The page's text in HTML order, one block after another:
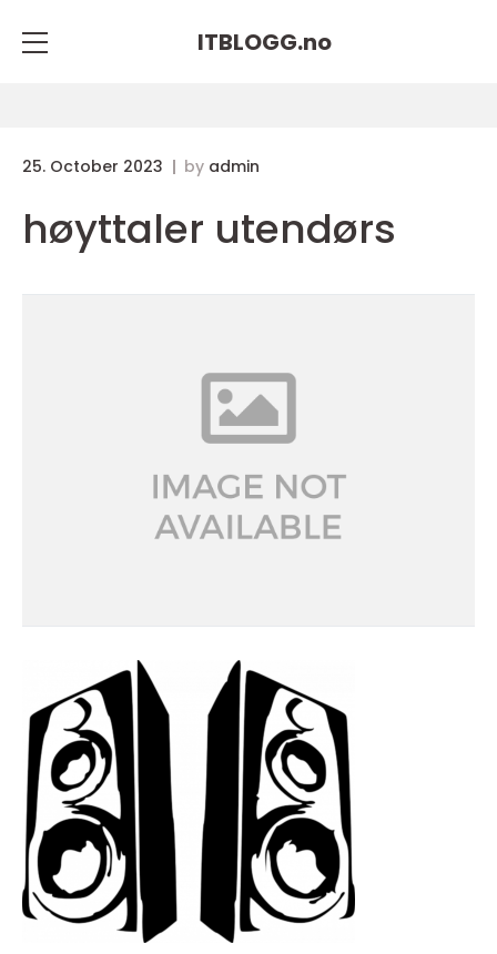
ITBLOGG.no
25. October 2023 by admin
høyttaler utendørs